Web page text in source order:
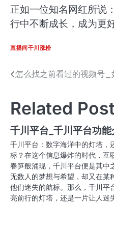
正如一位知名网红所说
行中不断成长，成为更
直播间千川涨粉
文
导
航
怎么找之前看过的视频号
Related
千川平台_千川平台功能
千川平台：数字海洋中的灯塔，
标？在这个信息爆炸的时代，互
春笋般涌现，千川平台便是其中
无数人的梦想与希望，却又在某
他们迷失的航标。那么，千川平
亮前行的灯塔，还是一片让人迷